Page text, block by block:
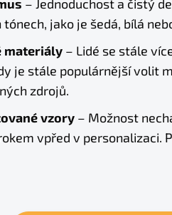
– Jednoduchost a čistý
jako je šedá, bílá
materiály – Lidé se stále
je stále populárnější volit
zdrojů.
vzory – Možnost
vpřed v personalizaci.